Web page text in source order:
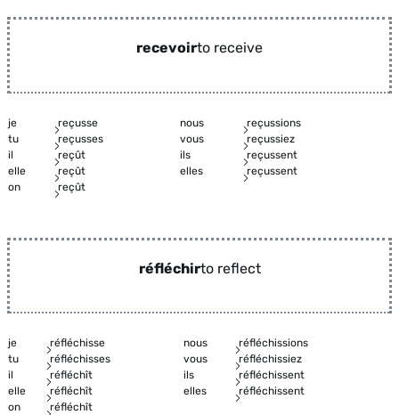
recevoirto receive
je reçusse nous
reçussions
tu
reçusses vous
reçussiez
il
reçût ils
reçussent
elle
reçût elles
reçussent
on
reçût
réfléchirto reflect
je réfléchisse nous
réfléchissions
tu
réfléchisses vous
réfléchissiez
il
réfléchît ils
réfléchissent
elle
réfléchît elles
réfléchissent
on
réfléchît